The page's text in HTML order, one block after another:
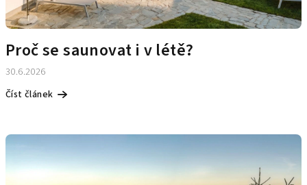
Proč se saunovat i v létě?
30.6.2026
Číst článek